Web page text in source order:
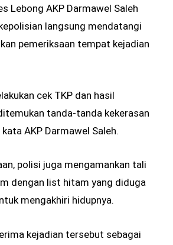
Lebong AKP Darmawel Saleh
langsung mendatangi
pemeriksaan tempat kejadian
cek TKP dan hasil
tanda-tanda kekerasan
AKP Darmawel Saleh.
polisi juga mengamankan tali
dengan list hitam yang diduga
mengakhiri hidupnya.
kejadian tersebut sebagai